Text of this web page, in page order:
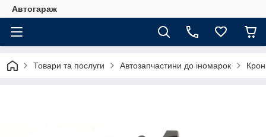
Автогараж
Товари та послуги Автозапчастини до іномарок